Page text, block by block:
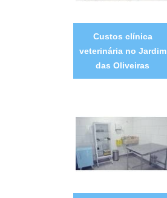
Custos clínica
veterinária no Jardim
das Oliveiras